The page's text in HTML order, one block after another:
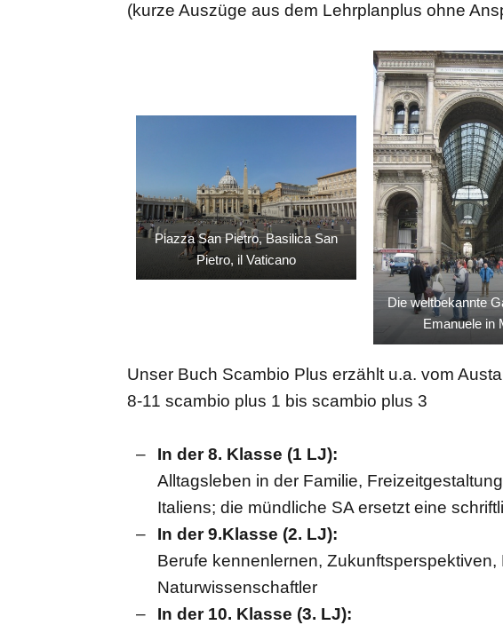
(kurze Auszüge aus dem Lehrplanplus ohne
Piazza San Pietro, Basilica San
Pietro, il Vaticano
Die weltbekannte
Emanuele in
Unser Buch Scambio Plus erzählt u.a. vom
8-11 scambio plus 1 bis scambio plus 3
In der 8. Klasse (1 LJ):
Alltagsleben in der Familie,
Italiens; die mündliche SA ersetzt eine
In der 9.Klasse (2. LJ):
Berufe kennenlernen,
Naturwissenschaftler
In der 10. Klasse (3. LJ):